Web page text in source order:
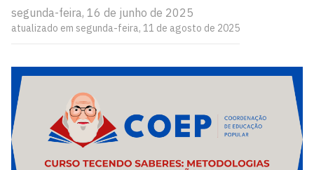
segunda-feira, 16 de junho de 2025
atualizado em segunda-feira, 11 de agosto de 2025